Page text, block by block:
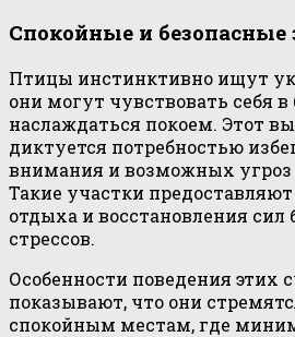
Спокойные и безопасные
Птицы инстинктивно ищут
они могут чувствовать себя в
наслаждаться покоем. Этот
диктуется потребностью
внимания и возможных угроз
Такие участки
отдыха и восстановления сил
стрессов.
Особенности поведения этих
показывают, что они
спокойным местам, где